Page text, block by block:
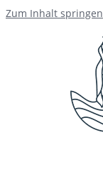
Zum Inhalt springen